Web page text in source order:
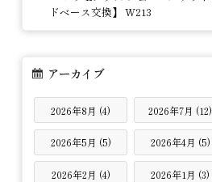
ドベース交換】 W213
アーカイブ
2026年8月 (4) 2026年7月 (12)
2026年5月 (5) 2026年4月 (5)
2026年2月 (4) 2026年1月 (3)